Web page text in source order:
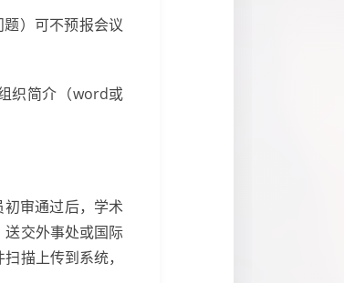
题）可不预报会议
织简介（word或
审通过后，学术
交外事处或国际
描上传到系统，